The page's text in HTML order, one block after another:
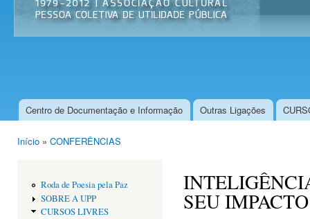
Menu principal
Centro de Documentação e Informação Outras Ligações
Início » CONFERÊNCIAS
Roda de Poesia pela Paz
SOBRE A UPP
CURSOS LIVRES
SEU